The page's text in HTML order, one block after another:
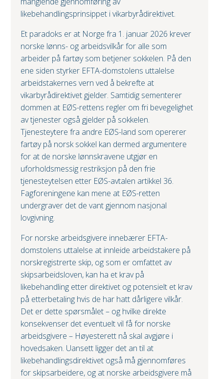
likebehandlingsprinsippet i vikarbyrådirektivet.
Et paradoks er at Norge fra 1. januar 2026 krever
norske lønns- og arbeidsvilkår for alle som
arbeider på fartøy som betjener sokkelen. På den
ene siden styrker EFTA-domstolens uttalelse
arbeidstakernes vern ved å bekrefte at
vikarbyrådirektivet gjelder. Samtidig sementerer
dommen at EØS-rettens regler om fri bevegelighet
av tjenester også gjelder på sokkelen.
Tjenesteytere fra andre EØS-land som opererer
fartøy på norsk sokkel kan dermed argumentere
for at de norske lønnskravene utgjør en
uforholdsmessig restriksjon på den frie
tjenesteytelsen etter EØS-avtalen artikkel 36.
Fagforeningene kan mene at EØS-retten
undergraver det de vant gjennom nasjonal
lovgivning.
For norske arbeidsgivere innebærer EFTA-
domstolens uttalelse at innleide arbeidstakere på
norskregistrerte skip, og som er omfattet av
skipsarbeidsloven, kan ha et krav på
likebehandling etter direktivet og potensielt et krav
på etterbetaling hvis de har hatt dårligere vilkår.
Det er dette spørsmålet – og hvilke direkte
konsekvenser det eventuelt vil få for norske
arbeidsgivere – Høyesterett nå skal avgjøre i
hovedsaken. Uansett ligger det an til at
likebehandlingsdirektivet også må gjennomføres
for skipsarbeidere, og at norske arbeidsgivere må